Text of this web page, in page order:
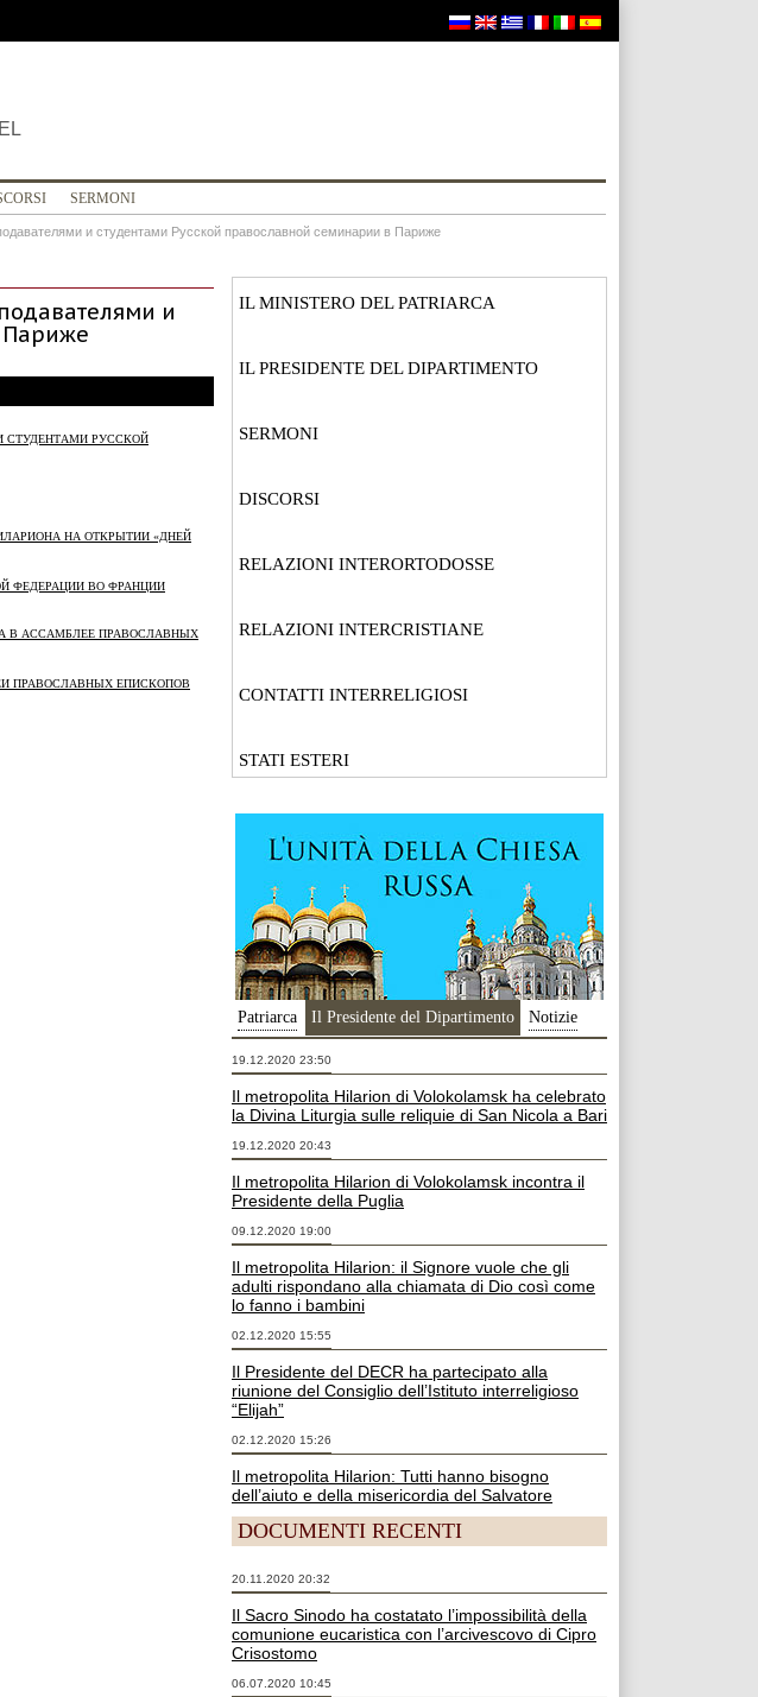
SERMONI
и студентами Русской православной семинарии в Париже
и
Париже
СТУДЕНТАМИ РУССКОЙ
НА ОТКРЫТИИ «ДНЕЙ
ФЕДЕРАЦИИ ВО ФРАНЦИИ
В АССАМБЛЕЕ ПРАВОСЛАВНЫХ
ПРАВОСЛАВНЫХ ЕПИСКОПОВ
IL MINISTERO DEL PATRIARCA
IL PRESIDENTE DEL DIPARTIMENTO
SERMONI
DISCORSI
RELAZIONI INTERORTODOSSE
RELAZIONI INTERCRISTIANE
CONTATTI INTERRELIGIOSI
STATI ESTERI
Patriarca Il Presidente del Dipartimento Notizie
19.12.2020 23:50
Il metropolita Hilarion di Volokolamsk ha celebrato
la Divina Liturgia sulle reliquie di San Nicola a Bari
19.12.2020 20:43
Il metropolita Hilarion di Volokolamsk incontra il
Presidente della Puglia
09.12.2020 19:00
Il metropolita Hilarion: il Signore vuole che gli
adulti rispondano alla chiamata di Dio così come
lo fanno i bambini
02.12.2020 15:55
Il Presidente del DECR ha partecipato alla
riunione del Consiglio dell’Istituto interreligioso
“Elijah”
02.12.2020 15:26
Il metropolita Hilarion: Tutti hanno bisogno
dell’aiuto e della misericordia del Salvatore
DOCUMENTI RECENTI
20.11.2020 20:32
Il Sacro Sinodo ha costatato l’impossibilità della
comunione eucaristica con l’arcivescovo di Cipro
Crisostomo
06.07.2020 10:45